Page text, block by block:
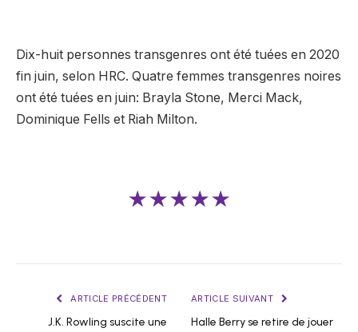
Dix-huit personnes transgenres ont été tuées en 2020
fin juin, selon HRC. Quatre femmes transgenres noires
ont été tuées en juin: Brayla Stone, Merci Mack,
Dominique Fells et Riah Milton.
★★★★★
ARTICLE PRÉCÉDENT
J.K. Rowling suscite une
ARTICLE SUIVANT
Halle Berry se retire de jouer